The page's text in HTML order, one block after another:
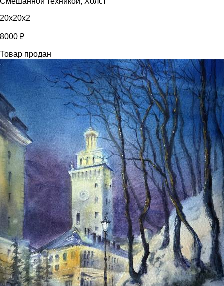
20x20x2
8000 ₽
Товар продан